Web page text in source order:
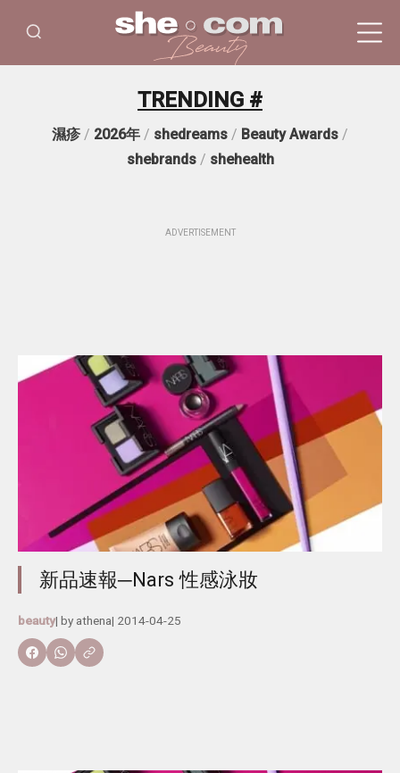
TRENDING #
濕疹 / 2026年 / shedreams / Beauty Awards /
shebrands/ shehealth
ADVERTISEMENT
新品速報─Nars 性感泳妝
beauty| by athena| 2014-04-25